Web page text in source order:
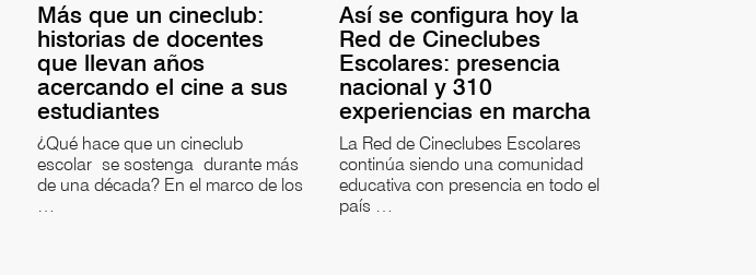
Más que un cineclub:
historias de docentes
que llevan años
acercando el cine a sus
estudiantes
¿Qué hace que un cineclub
escolar se sostenga durante más
de una década? En el marco de los
…
Así se configura hoy la
Red de Cineclubes
Escolares: presencia
nacional y 310
experiencias en marcha
La Red de Cineclubes Escolares
continúa siendo una comunidad
educativa con presencia en todo el
país …